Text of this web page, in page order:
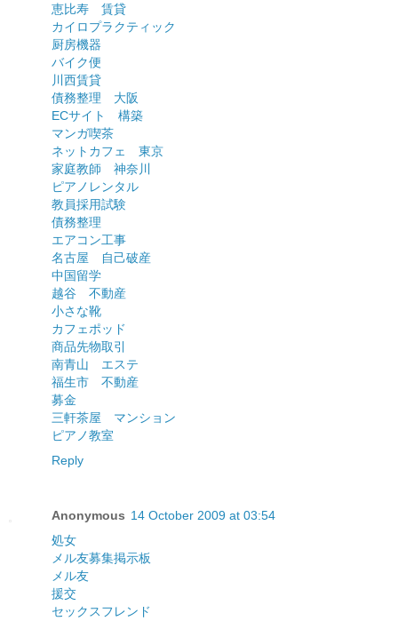
恵比寿 賃貸
カイロプラクティック
厨房機器
バイク便
川西賃貸
債務整理 大阪
ECサイト 構築
マンガ喫茶
ネットカフェ 東京
家庭教師 神奈川
ピアノレンタル
教員採用試験
債務整理
エアコン工事
名古屋 自己破産
中国留学
越谷 不動産
小さな靴
カフェポッド
商品先物取引
南青山 エステ
福生市 不動産
募金
三軒茶屋 マンション
ピアノ教室
Reply
Anonymous 14 October 2009 at 03:54
処女
メル友募集掲示板
メル友
援交
セックスフレンド